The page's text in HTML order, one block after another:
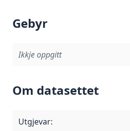
Gebyr
Ikkje oppgitt
Om datasettet
Utgjevar: